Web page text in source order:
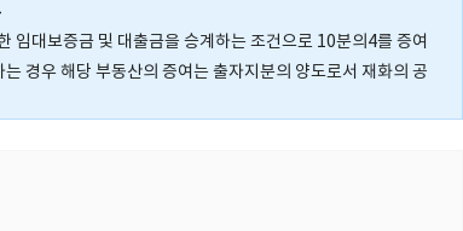
임대보증금 및 대출금을 승계하는 조건으로 10분의4를 증여
경우 해당 부동산의 증여는 출자지분의 양도로서 재화의 공